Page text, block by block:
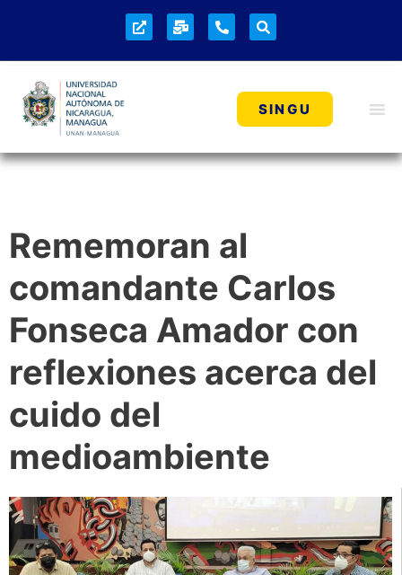
SINGU
Rememoran al
comandante Carlos
Fonseca Amador con
reflexiones acerca del
cuido del
medioambiente